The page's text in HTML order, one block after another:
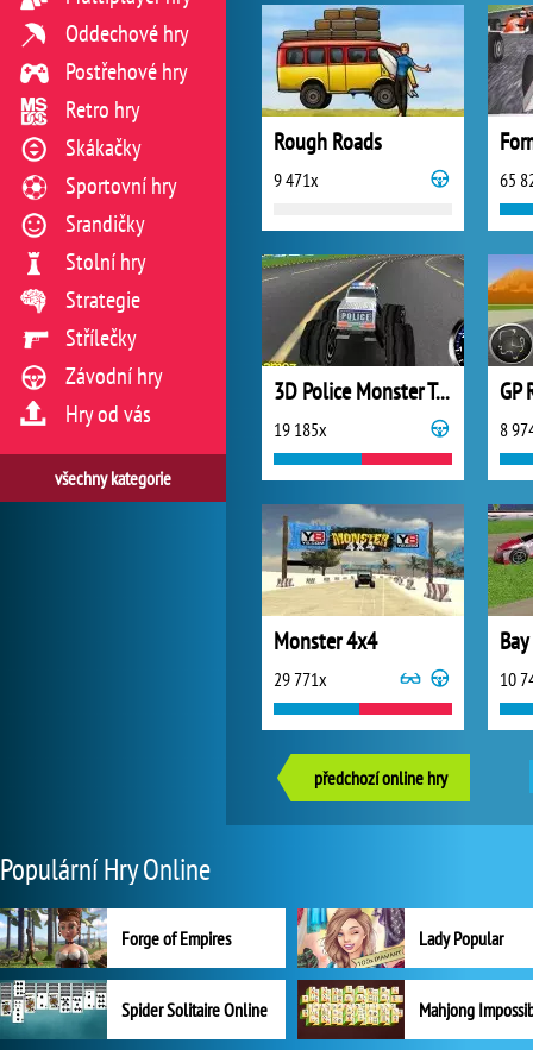
Rough Roads
9 471x 65
3D Police Monster Trucks
19 185x
GP
8
Monster 4x4
29 771x 10
předchozí online hry
Oddechové hry
Postřehové hry
Retro hry
Skákačky
Sportovní hry
Srandičky
Stolní hry
Strategie
Střílečky
Závodní hry
Hry od vás
všechny kategorie
Populární Hry Online
Forge of Empires Lady Popular
Spider Solitaire Online Mahjong